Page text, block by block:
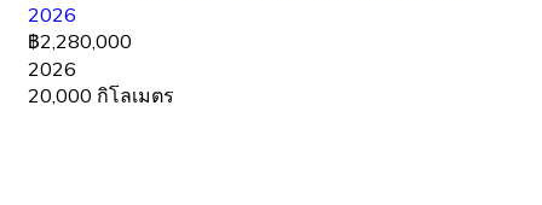
2026
฿2,280,000
2026
20,000 กิโลเมตร